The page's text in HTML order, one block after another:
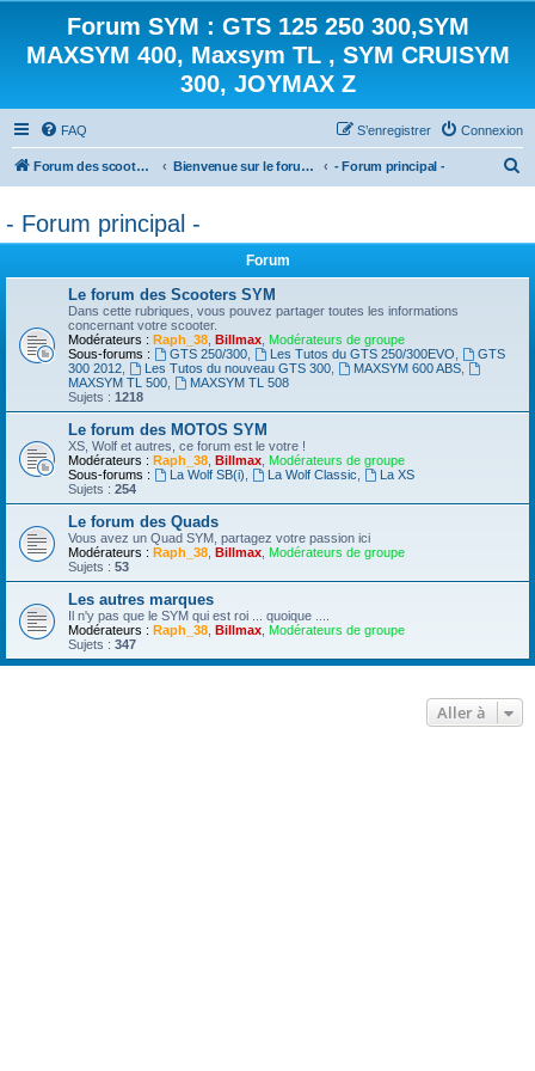
Forum SYM : GTS 125 250 300,SYM
MAXSYM 400, Maxsym TL , SYM CRUISYM
300, JOYMAX Z
FAQ Connexion
S’enregistrer
Forum des scooters SYM - GTS -MAXSYM - CRUISYM - JOYMAX - Maxsym TL Bienvenue sur le forum des scooters de la gamme SYM - Forum principal -
e
- Forum principal -
Forum
Le forum des Scooters SYM
Dans cette rubriques, vous pouvez partager toutes les informations
concernant votre scooter.
Modérateurs : Raph_38 Billmax Modérateurs de groupe
Sous-forums :
GTS 250/300, Les Tutos du GTS 250/300EVO
GTS
300 2012
Les Tutos du nouveau GTS 300, MAXSYM 600 ABS,
MAXSYM TL 500
MAXSYM TL 508
Sujets : 1218
Le forum des MOTOS SYM
XS, Wolf et autres, ce forum est le votre !
Modérateurs : Raph_38 Billmax Modérateurs de groupe
Sous-forums :
La Wolf SB(i) La Wolf Classic
La XS
Sujets : 254
Le forum des Quads
Vous avez un Quad SYM, partagez votre passion ici
Modérateurs : Raph_38 Billmax Modérateurs de groupe
Sujets : 53
Les autres marques
Il n'y pas que le SYM qui est roi ... quoique ....
Modérateurs : Raph_38 Billmax Modérateurs de groupe
Sujets : 347
Aller à